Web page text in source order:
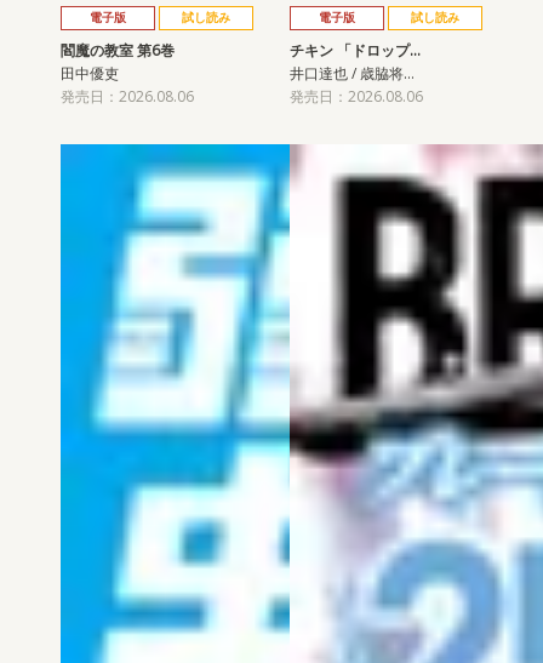
電子版 試し読み
閻魔の教室 第6巻
田中優吏
発売日：2026.08.06
電子版 試し読み
チキン 「ドロップ…
井口達也 / 歳脇将…
発売日：2026.08.06